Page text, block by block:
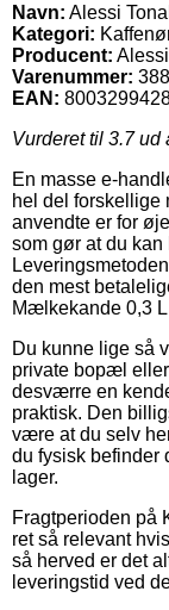
Navn: Alessi
Kategori:
Producent: Alessi
Varenummer:
EAN:
Vurderet til 3.7ud
En masse e-
hel del forskellige
anvendte er for
som gør at du kan
den mest
Mælkekande 0,3 L
Du kunne lige så
private bopæl
desværre en
praktisk. Den
være at du selv
du fysisk befinder
lager.
Fragtperioden på
ret så relevant
så herved er det
leveringstid ved